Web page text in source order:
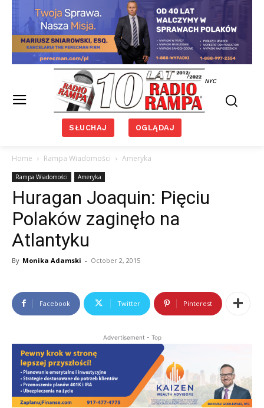
NYC
SŁUCHAJ OGLĄDAJ
Home Rampa Wiadomości Ameryka
Rampa Wiadomości Ameryka
Huragan Joaquin: Pięciu
Polaków zaginęło na
Atlantyku
By Monika Adamski - October 2, 2015
Facebook Twitter Pinterest
Advertisement - Top